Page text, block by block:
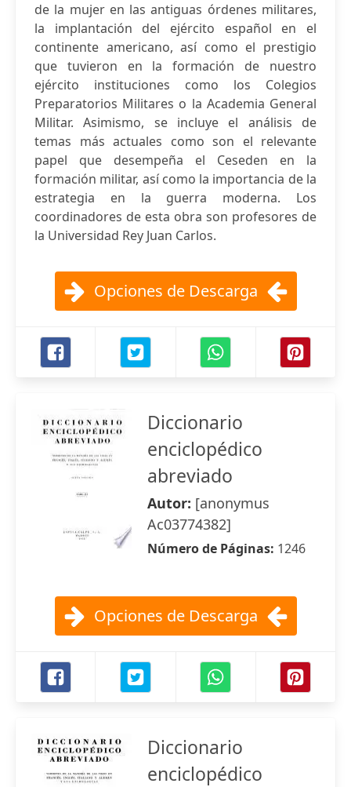
de la mujer en las antiguas órdenes militares,
la implantación del ejército español en el
continente americano, así como el prestigio
que tuvieron en la formación de nuestro
ejército instituciones como los Colegios
Preparatorios Militares o la Academia General
Militar. Asimismo, se incluye el análisis de
temas más actuales como son el relevante
papel que desempeña el Ceseden en la
formación militar, así como la importancia de la
estrategia en la guerra moderna. Los
coordinadores de esta obra son profesores de
la Universidad Rey Juan Carlos.
Opciones de Descarga
Diccionario
enciclopédico
abreviado
Autor: [anonymus
Ac03774382]
Número de Páginas: 1246
Opciones de Descarga
Diccionario
enciclopédico